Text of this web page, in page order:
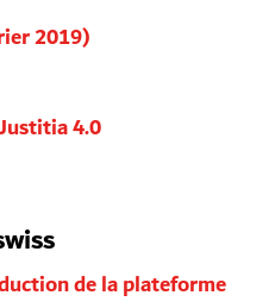
2019)
4.0
de la plateforme